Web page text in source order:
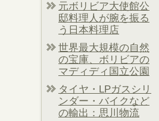
元ボリビア大使館公
邸料理人が腕を振る
う日本料理店
世界最大規模の自然
の宝庫、ボリビアの
マディディ国立公園
タイヤ・LPガスシリ
ンダー・バイクなど
の輸出：思川物流